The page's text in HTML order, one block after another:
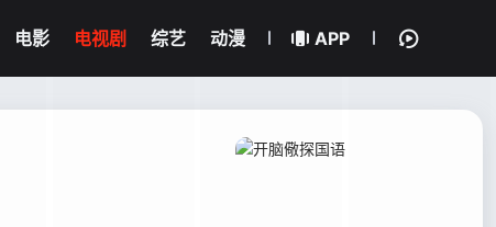
电影 电视剧 综艺 动漫 APP